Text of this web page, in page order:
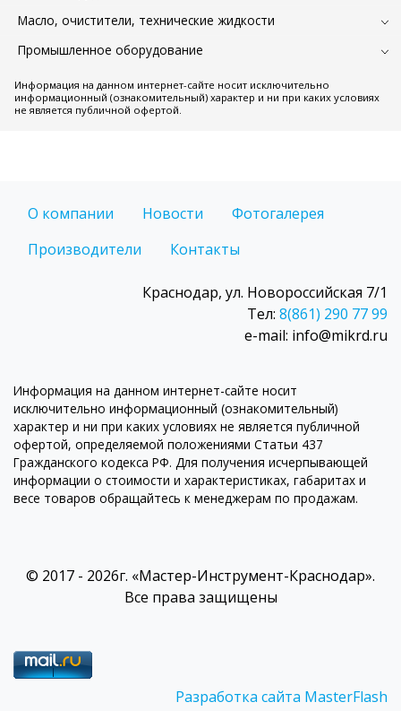
Масло, очистители, технические жидкости
Промышленное оборудование
Информация на данном интернет-сайте носит исключительно
информационный (ознакомительный) характер и ни при каких условиях
не является публичной офертой.
О компании Новости
Фотогалерея
Производители
Контакты
Краснодар, ул. Новороссийская 7/1
Тел: 8(861) 290 77 99
e-mail: info@mikrd.ru
Информация на данном интернет-сайте носит
исключительно информационный (ознакомительный)
характер и ни при каких условиях не является публичной
офертой, определяемой положениями Статьи 437
Гражданского кодекса РФ. Для получения исчерпывающей
информации о стоимости и характеристиках, габаритах и
весе товаров обращайтесь к менеджерам по продажам.
© 2017 - 2026г. «Мастер-Инструмент-Краснодар».
Все права защищены
Разработка сайта MasterFlash